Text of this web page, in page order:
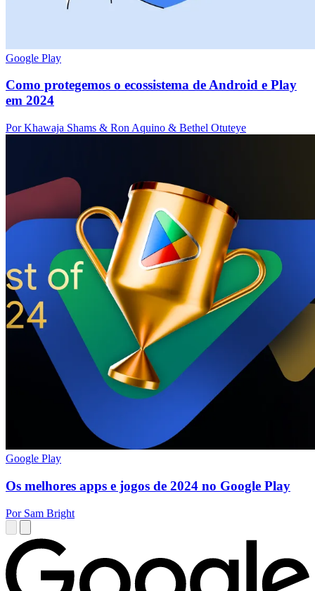
Google Play
Como protegemos o ecossistema de Android e Play
em 2024
Por Khawaja Shams & Ron Aquino & Bethel Otuteye
Google Play
Os melhores apps e jogos de 2024 no Google Play
Por Sam Bright